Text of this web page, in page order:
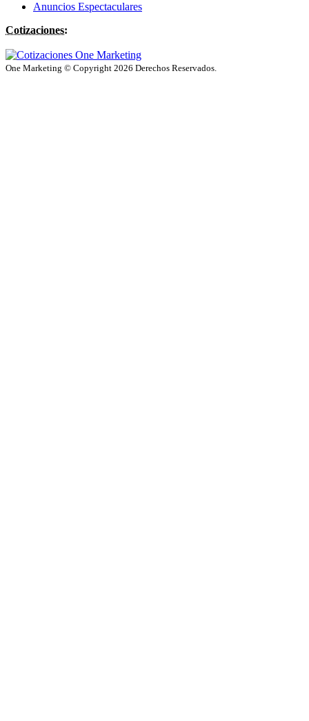
Anuncios Espectaculares
Cotizaciones:
One Marketing © Copyright 2026 Derechos Reservados.